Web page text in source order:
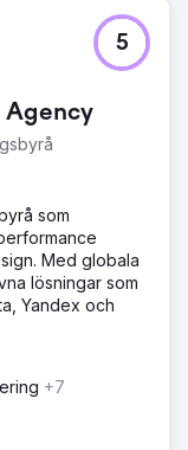
Agency
5
som
Med globala
lösningar som
Yandex och
+7